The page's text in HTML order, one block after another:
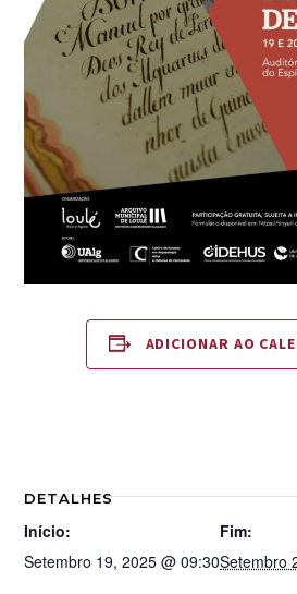
ADICIONAR AO
DETALHES
Início:
Setembro 19, 2025 @ 09:30
Fim:
Setembro